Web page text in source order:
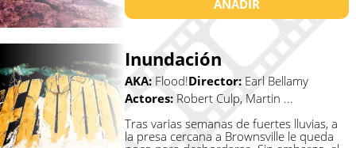
AÑADIR
Inundación
AKA: Flood!Director: Earl Bellamy
Actores: Robert Culp, Martin ...
Tras varias semanas de fuertes lluvias, a
la presa cercana a Brownsville le queda